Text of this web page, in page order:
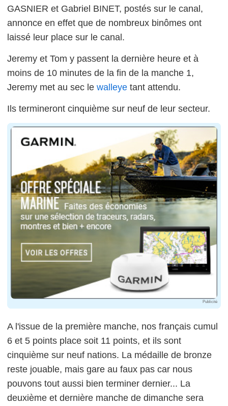
GASNIER et Gabriel BINET, postés sur le canal,
annonce en effet que de nombreux binômes ont
laissé leur place sur le canal.
Jeremy et Tom y passent la dernière heure et à
moins de 10 minutes de la fin de la manche 1,
Jeremy met au sec le walleye tant attendu.
Ils termineront cinquième sur neuf de leur secteur.
Publicité
A l'issue de la première manche, nos français cumul
6 et 5 points place soit 11 points, et ils sont
cinquième sur neuf nations. La médaille de bronze
reste jouable, mais gare au faux pas car nous
pouvons tout aussi bien terminer dernier... La
deuxième et dernière manche de dimanche sera